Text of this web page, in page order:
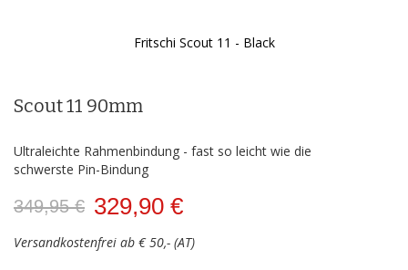
Fritschi Scout 11 - Black
der
Scout 11 90mm
Ultraleichte Rahmenbindung - fast so leicht wie die
schwerste Pin-Bindung
349,95 € 329,90 €
Versandkostenfrei ab € 50,- (AT)